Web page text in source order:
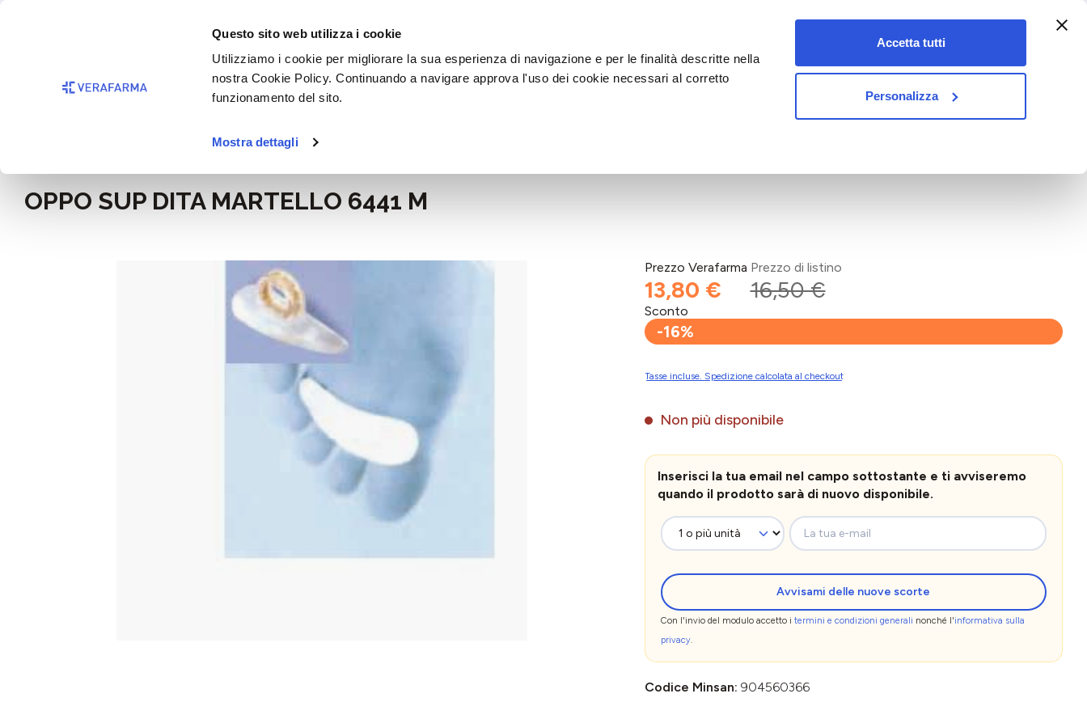
Questo sito web utilizza i cookie
Utilizziamo i cookie per migliorare la sua esperienza di navigazione e per le finalità descritte nella
nostra Cookie Policy. Continuando a navigare approva l'uso dei cookie necessari al corretto
funzionamento del sito.
Mostra dettagli
Accetta tutti
Personalizza
Passa alla navigazione principale
vet&pet
Ortopedia e comfort
OPPO SUP DITA MARTELLO 6441 M
Prezzo Verafarma
13,80 €
Prezzo di listino
16,50 €
Sconto
-16%
Tasse incluse. Spedizione calcolata al checkout
Non più disponibile
Inserisci la tua email nel campo sottostante e ti avviseremo
quando il prodotto sarà di nuovo disponibile.
La tua e-mail
Avvisami delle nuove scorte
Con l'invio del modulo accetto i termini e condizioni generali nonché l'informativa sulla
privacy.
Codice Minsan: 904560366